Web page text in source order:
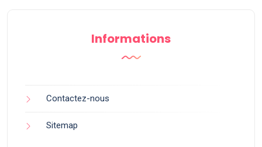
Informations
Contactez-nous
Sitemap